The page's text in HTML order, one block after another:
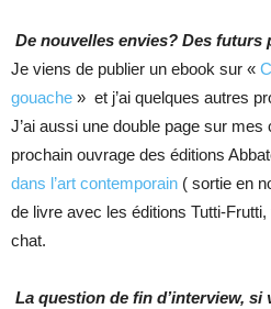
De nouvelles envies? Des futurs
Je viens de publier un ebook sur «
gouache » et j’ai quelques autres
J’ai aussi une double page sur
prochain ouvrage des éditions
dans l’art contemporain ( sortie en
de livre avec les éditions Tutti-
chat.
La question de fin d’interview, si